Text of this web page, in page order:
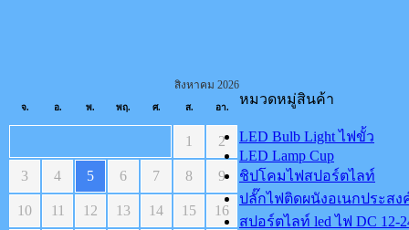
สิงหาคม 2026
จ. อ. พ. พฤ. ศ. ส. อา.
1 2
3 4 5 6 7 8 9
10 11 12 13 14 15 16
หมวดหมู่สินค้า
LED Bulb Light ไฟขั้ว
LED Lamp Cup
ชิปโคมไฟสปอร์ตไลท์
ปลั๊กไฟติดผนังอเนกประสง
สปอร์ตไลท์ led ไฟ DC 12-